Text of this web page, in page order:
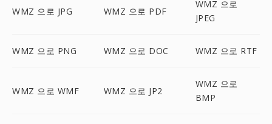
WMZ 으로 JPG WMZ 으로 PDF
WMZ 으로
JPEG
WMZ 으로 PNG WMZ 으로 DOC WMZ 으로 RTF
WMZ 으로 WMF WMZ 으로 JP2
WMZ 으로
BMP